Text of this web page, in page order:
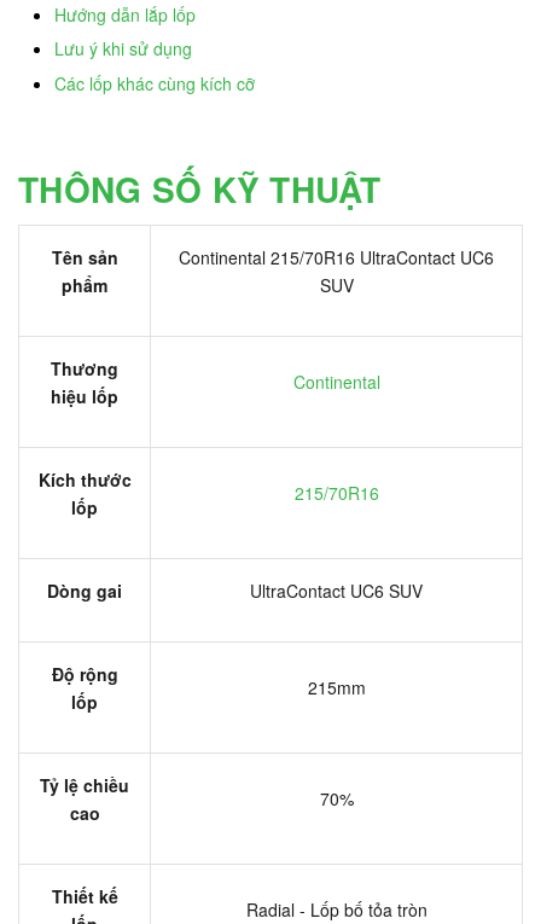
Hướng dẫn lắp lốp
Lưu ý khi sử dụng
Các lốp khác cùng kích cỡ
THÔNG SỐ KỸ THUẬT
Tên sản
phẩm
Continental 215/70R16 UltraContact UC6
SUV
Thương
hiệu lốp
Continental
Kích thước
lốp
215/70R16
Dòng gai UltraContact UC6 SUV
Độ rộng
lốp
215mm
Tỷ lệ chiều
cao
70%
Thiết kế
Radial - Lốp bố tỏa tròn